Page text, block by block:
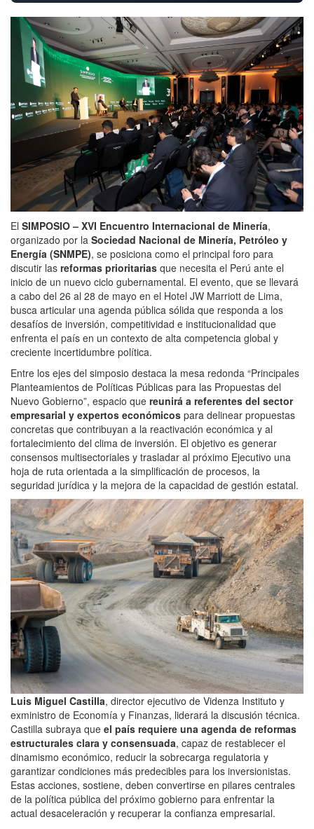
El SIMPOSIO – XVI Encuentro Internacional de Minería,
organizado por la Sociedad Nacional de Minería, Petróleo y
Energía (SNMPE), se posiciona como el principal foro para
discutir las reformas prioritarias que necesita el Perú ante el
inicio de un nuevo ciclo gubernamental. El evento, que se llevará
a cabo del 26 al 28 de mayo en el Hotel JW Marriott de Lima,
busca articular una agenda pública sólida que responda a los
desafíos de inversión, competitividad e institucionalidad que
enfrenta el país en un contexto de alta competencia global y
creciente incertidumbre política.
Entre los ejes del simposio destaca la mesa redonda “Principales
Planteamientos de Políticas Públicas para las Propuestas del
Nuevo Gobierno”, espacio que reunirá a referentes del sector
empresarial y expertos económicos para delinear propuestas
concretas que contribuyan a la reactivación económica y al
fortalecimiento del clima de inversión. El objetivo es generar
consensos multisectoriales y trasladar al próximo Ejecutivo una
hoja de ruta orientada a la simplificación de procesos, la
seguridad jurídica y la mejora de la capacidad de gestión estatal.
Luis Miguel Castilla, director ejecutivo de Videnza Instituto y
exministro de Economía y Finanzas, liderará la discusión técnica.
Castilla subraya que el país requiere una agenda de reformas
estructurales clara y consensuada, capaz de restablecer el
dinamismo económico, reducir la sobrecarga regulatoria y
garantizar condiciones más predecibles para los inversionistas.
Estas acciones, sostiene, deben convertirse en pilares centrales
de la política pública del próximo gobierno para enfrentar la
actual desaceleración y recuperar la confianza empresarial.